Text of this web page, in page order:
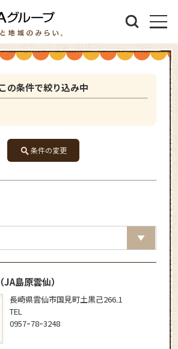
この条件で絞り込み中
条件の変更
JA島原雲仙）
長崎県雲仙市国見町土黒己266₋1
TEL
0957ｰ78ｰ3248